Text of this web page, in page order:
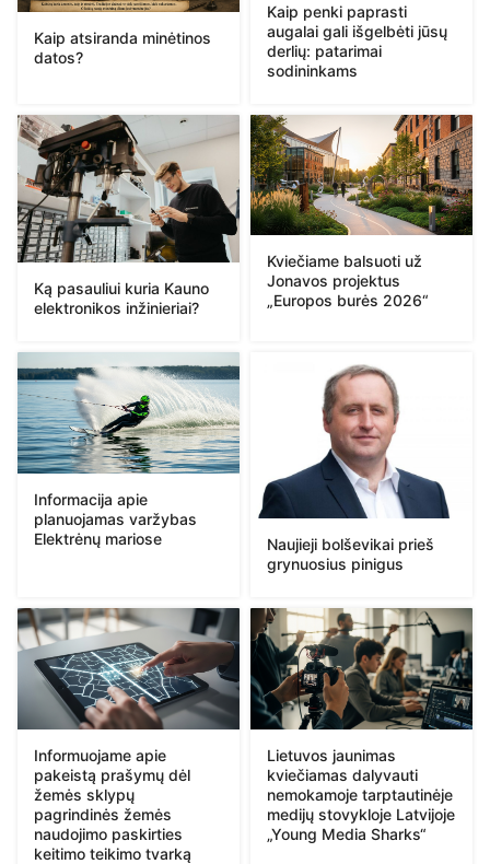
Kaip atsiranda minėtinos
datos?
Kaip penki paprasti
augalai gali išgelbėti jūsų
derlių: patarimai
sodininkams
Ką pasauliui kuria Kauno
elektronikos inžinieriai?
Kviečiame balsuoti už
Jonavos projektus
„Europos burės 2026“
Informacija apie
planuojamas varžybas
Elektrėnų mariose
Naujieji bolševikai prieš
grynuosius pinigus
Informuojame apie
pakeistą prašymų dėl
žemės sklypų
pagrindinės žemės
naudojimo paskirties
keitimo teikimo tvarką
Lietuvos jaunimas
kviečiamas dalyvauti
nemokamoje tarptautinėje
medijų stovykloje Latvijoje
„Young Media Sharks“